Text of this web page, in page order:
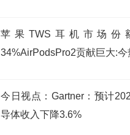
苹果TWS耳机市场份
34%AirPodsPro2贡献巨大:今
今日视点：Gartner：预计
导体收入下降3.6%